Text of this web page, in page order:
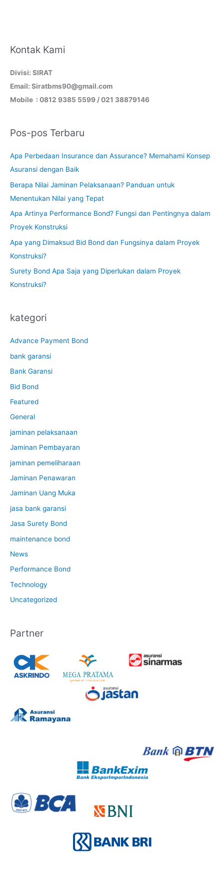
Kontak Kami
Divisi: SIRAT
Email: Siratbms90@gmail.com
Mobile : 0812 9385 5599 / 021 38879146
Pos-pos Terbaru
Apa Perbedaan Insurance dan Assurance? Memahami Konsep
Asuransi dengan Baik
Berapa Nilai Jaminan Pelaksanaan? Panduan untuk
Menentukan Nilai yang Tepat
Apa Artinya Performance Bond? Fungsi dan Pentingnya dalam
Proyek Konstruksi
Apa yang Dimaksud Bid Bond dan Fungsinya dalam Proyek
Konstruksi?
Surety Bond Apa Saja yang Diperlukan dalam Proyek
Konstruksi?
kategori
Advance Payment Bond
bank garansi
Bank Garansi
Bid Bond
Featured
General
jaminan pelaksanaan
Jaminan Pembayaran
jaminan pemeliharaan
Jaminan Penawaran
Jaminan Uang Muka
jasa bank garansi
Jasa Surety Bond
maintenance bond
News
Performance Bond
Technology
Uncategorized
Partner